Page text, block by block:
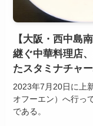
【大阪・西中島
継ぐ中華料理店
たスタミナチャ
2023年7月20日に上
オフーエン）へ行っ
である。